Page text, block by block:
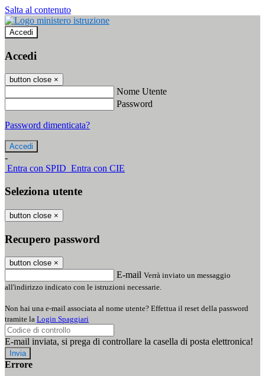
Salta al contenuto
Accedi
Accedi
button close ×
Nome Utente
Password
Password dimenticata?
-
Entra con SPID Entra con CIE
Seleziona utente
button close ×
Recupero password
button close ×
E-mail Verrà inviato un messaggio
all'indirizzo indicato con le istruzioni necessarie.
Non hai una e-mail associata al nome utente? Effettua il reset della password
tramite la Login Spaggiari
E-mail inviata, si prega di controllare la casella di posta elettronica!
Errore